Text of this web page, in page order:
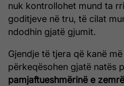
nuk kontrollohet mund ta
goditjeve në tru, të cilat
ndodhin gjatë gjumit.
Gjendje të tjera që kanë
përkeqësohen gjatë natës
pamjaftueshmërinë e